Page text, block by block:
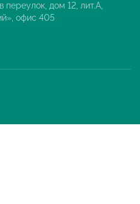
дом 12, лит.А,
офис 405